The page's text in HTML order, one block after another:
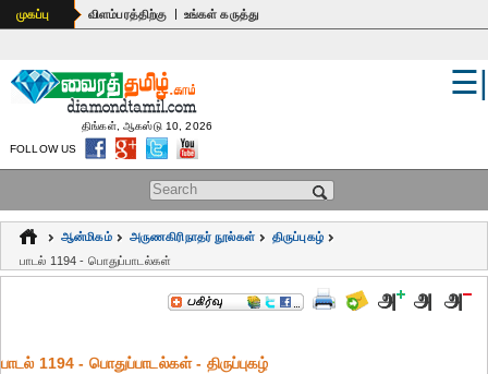
உலகம்
பொதுஅறிவு
கல்வி
ஆன்மிகம்
முகப்பு விளம்பரத்திற்கு | உங்கள் கருத்து
Search form
☰|
திங்கள், ஆகஸ்டு 10, 2026
FOLLOW US
ஆன்மிகம் அருணகிரிநாதர் நூல்கள்
திருப்புகழ்
பாடல் 1194 - பொதுப்பாடல்கள்
பாடல் 1194 - பொதுப்பாடல்கள் - திருப்புகழ்